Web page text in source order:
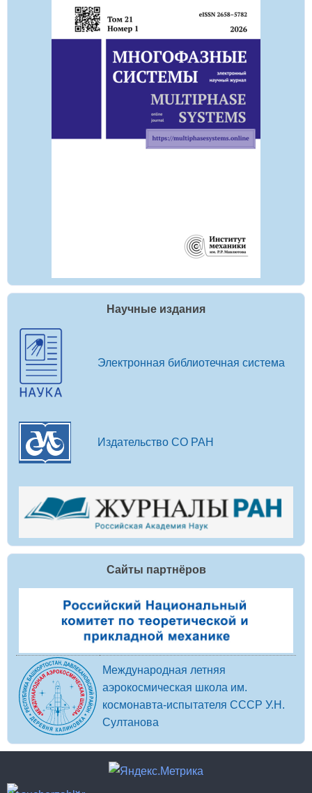
Научные издания
Электронная библиотечная система
Издательство СО РАН
Сайты партнёров
Международная летняя
аэрокосмическая школа им.
космонавта-испытателя СССР У.Н.
Султанова